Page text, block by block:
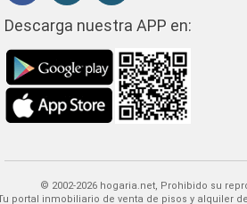
Descarga nuestra APP en:
© 2002-2026 hogaria.net, Prohibido su
Encontrar tu casa o